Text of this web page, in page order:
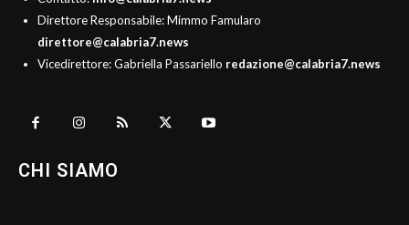
Direttore Responsabile: Mimmo Famularo
direttore@calabria7.news
Vicedirettore: Gabriella Passariello redazione@calabria7.news
CHI SIAMO